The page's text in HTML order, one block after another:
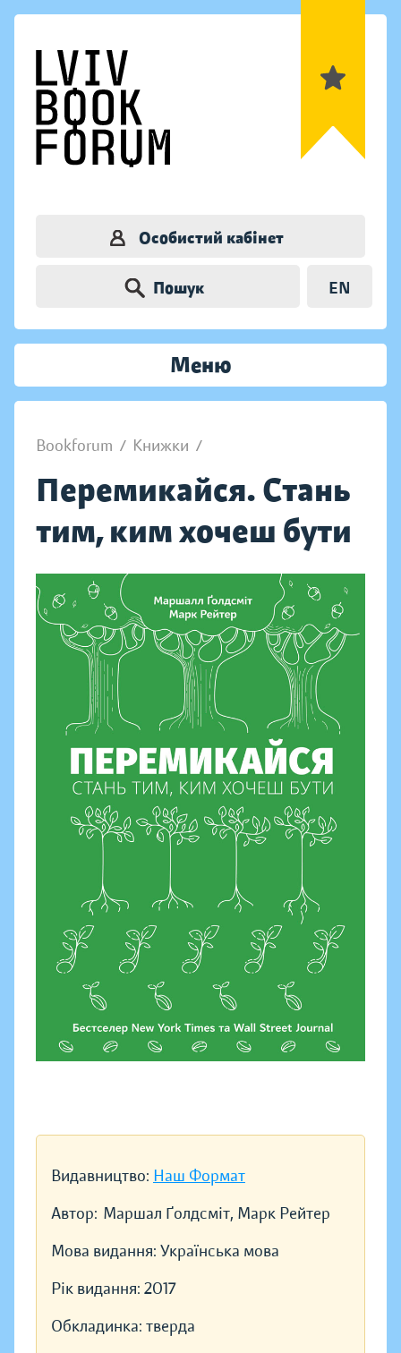
Особистий кабінет
Пошук EN
Меню
Bookforum / Книжки /
Перемикайся. Стань
тим, ким хочеш бути
Видавництво: Наш Формат
Автор: Маршал Ґолдсміт, Марк Рейтер
Мова видання: Українська мова
Рік видання: 2017
Обкладинка: тверда